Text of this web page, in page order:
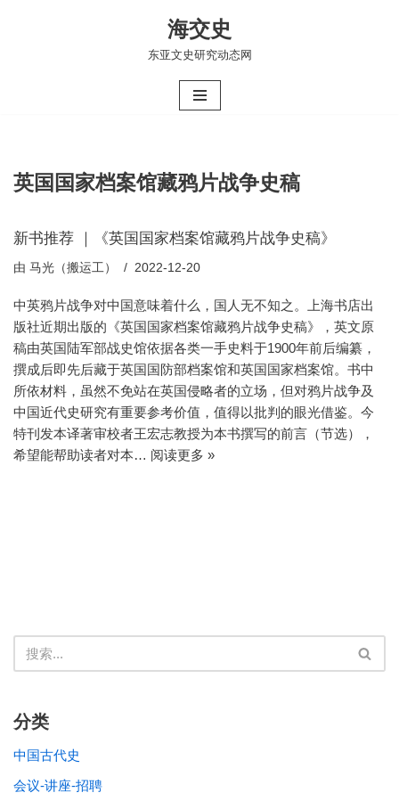
海交史
东亚文史研究动态网
英国国家档案馆藏鸦片战争史稿
新书推荐 ｜《英国国家档案馆藏鸦片战争史稿》
由 马光（搬运工） 2022-12-20
中英鸦片战争对中国意味着什么，国人无不知之。上海书店出
版社近期出版的《英国国家档案馆藏鸦片战争史稿》，英文原
稿由英国陆军部战史馆依据各类一手史料于1900年前后编纂，
撰成后即先后藏于英国国防部档案馆和英国国家档案馆。书中
所依材料，虽然不免站在英国侵略者的立场，但对鸦片战争及
中国近代史研究有重要参考价值，值得以批判的眼光借鉴。今
特刊发本译著审校者王宏志教授为本书撰写的前言（节选），
希望能帮助读者对本… 阅读更多 »
分类
中国古代史
会议-讲座-招聘